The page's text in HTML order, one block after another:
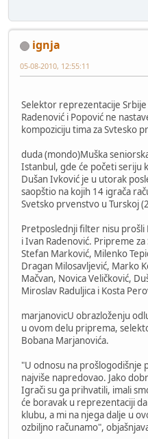
ignja
05-08-2010, 12:55:11
Selektor reprezentacije
Radenović i Popović ne
kompoziciju tima za Svtesko
duda (mondo)Muška
Istanbul, gde će početi seriju
Dušan Ivković je u utorak
saopštio na kojih 14 igrača
Svetsko prvenstvo u Turskoj
Pretposlednji filter nisu prošli
i Ivan Radenović. Pripreme za
Stefan Marković, Milenko
Dragan Milosavljević, Marko
Mačvan, Novica Veličković,
Miroslav Raduljica i Kosta
marjanovicU obrazloženju
u ovom delu priprema,
Bobana Marjanovića.
"U odnosu na prošlogodišnje
najviše napredovao. Jako
Igrači su ga prihvatili, imali
će boravak u reprezentaciji
klubu, a mi na njega dalje u
ozbiljno računamo",